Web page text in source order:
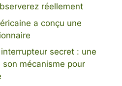
réellement
a conçu une
secret : une
mécanisme pour